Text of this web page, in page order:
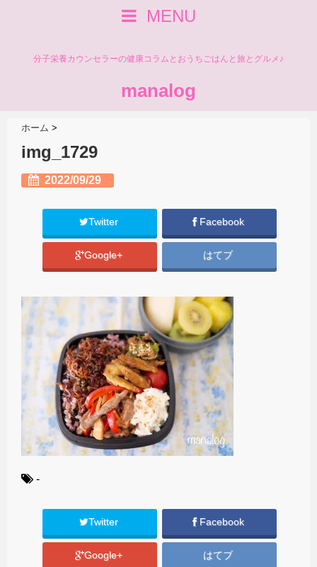
MENU
分子栄養カウンセラーの健康コラムとおうちごはんと旅とグルメ♪
manalog
ホーム >
img_1729
2022/09/29
Twitter Facebook
Google+ はてブ
-
Twitter Facebook
Google+ はてブ